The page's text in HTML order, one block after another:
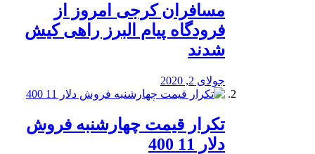
مسافران کرجی امروز از
فرودگاه پیام البرز راهی کیش
شدند
جولای 2, 2020
تکرار قیمت چهارشنبه فروش
دلار 11 400